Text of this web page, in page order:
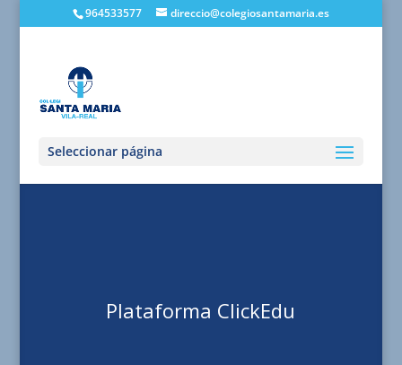
964533577 direccio@colegiosantamaria.es
Seleccionar página
Plataforma ClickEdu